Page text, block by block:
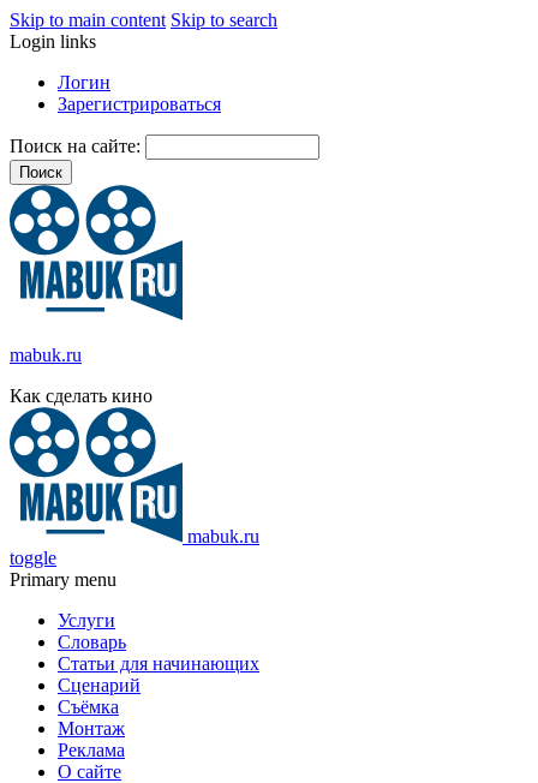
Skip to main content Skip to search
Login links
Логин
Зарегистрироваться
Поиск на сайте:
mabuk.ru
Как сделать кино
mabuk.ru
toggle
Primary menu
Услуги
Словарь
Статьи для начинающих
Сценарий
Съёмка
Монтаж
Реклама
О сайте